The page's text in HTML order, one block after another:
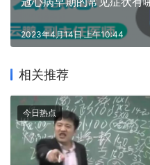
2023年4月14日 上午10:44
相关推荐
今日热点